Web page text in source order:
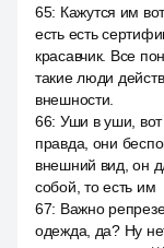
65: Кажутся им
есть есть
красавчик. Все
такие люди
внешности.
66: Уши в уши, вот
правда, они
внешний вид, он
собой, то есть им
67: Важно
одежда, да? Ну